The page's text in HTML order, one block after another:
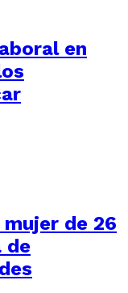
en
de 26
de